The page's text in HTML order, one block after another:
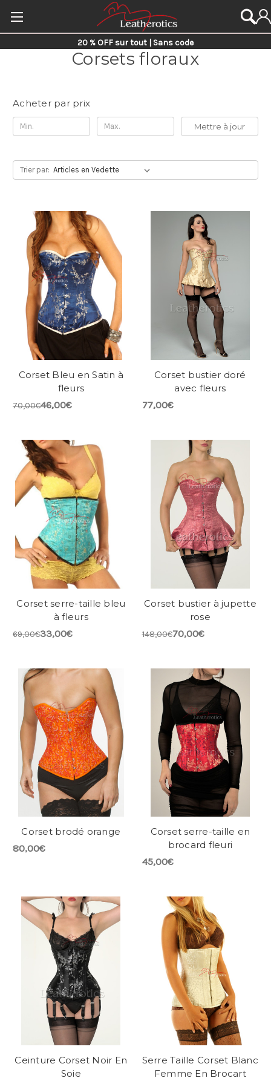
20 % OFF sur tout | Sans code
Corsets floraux
Acheter par prix
Mettre à jour
Trier par:
Corset Bleu en Satin à
fleurs
70,00€46,00€
Corset bustier doré
avec fleurs
77,00€
Corset serre-taille bleu
à fleurs
69,00€33,00€
Corset bustier à jupette
rose
148,00€70,00€
Corset brodé orange
80,00€
Corset serre-taille en
brocard fleuri
45,00€
Ceinture Corset Noir En
Soie
Serre Taille Corset Blanc
Femme En Brocart